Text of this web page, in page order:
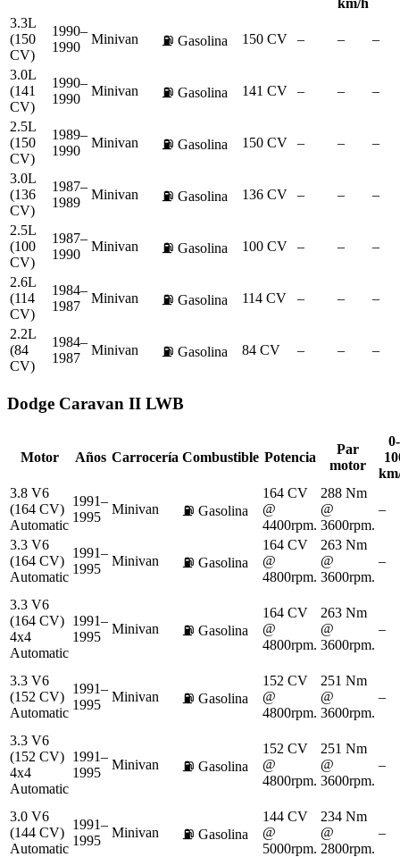
km/h
3.3L
(150
CV)
1990–
1990
Minivan ⛽ Gasolina 150 CV – – –
3.0L
(141
CV)
1990–
1990
Minivan ⛽ Gasolina 141 CV – – –
2.5L
(150
CV)
1989–
1990
Minivan ⛽ Gasolina 150 CV – – –
3.0L
(136
CV)
1987–
1989
Minivan ⛽ Gasolina 136 CV – – –
2.5L
(100
CV)
1987–
1990
Minivan ⛽ Gasolina 100 CV – – –
2.6L
(114
CV)
1984–
1987
Minivan ⛽ Gasolina 114 CV – – –
2.2L
(84
CV)
1984–
1987
Minivan ⛽ Gasolina 84 CV – – –
Dodge Caravan II LWB
Motor Años Carrocería Combustible Potencia
Par
motor
0-
3.8 V6
(164 CV)
Automatic
1991–
1995
Minivan ⛽ Gasolina
164 CV
@
4400rpm.
288 Nm
@
3600rpm.
–
3.3 V6
(164 CV)
Automatic
1991–
1995
Minivan ⛽ Gasolina
164 CV
@
4800rpm.
263 Nm
@
3600rpm.
–
3.3 V6
(164 CV)
4x4
Automatic
1991–
1995
Minivan ⛽ Gasolina
164 CV
@
4800rpm.
263 Nm
@
3600rpm.
–
3.3 V6
(152 CV)
Automatic
1991–
1995
Minivan ⛽ Gasolina
152 CV
@
4800rpm.
251 Nm
@
3600rpm.
–
3.3 V6
(152 CV)
4x4
Automatic
1991–
1995
Minivan ⛽ Gasolina
152 CV
@
4800rpm.
251 Nm
@
3600rpm.
–
3.0 V6
(144 CV)
Automatic
1991–
1995
Minivan ⛽ Gasolina
144 CV
@
5000rpm.
234 Nm
@
2800rpm.
–